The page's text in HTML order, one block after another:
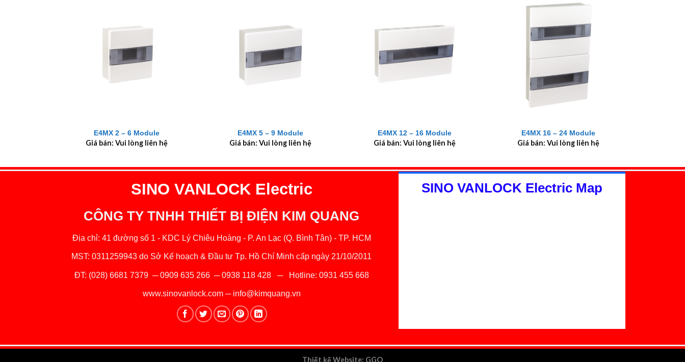
E4MX 2 – 6 Module
Giá bán: Vui lòng liên hệ
E4MX 5 – 9 Module
Giá bán: Vui lòng liên hệ
E4MX 12 – 16 Module
Giá bán: Vui lòng liên hệ
E4MX 16 – 24 Module
Giá bán: Vui lòng liên hệ
SINO VANLOCK Electric
CÔNG TY TNHH THIẾT BỊ ĐIỆN KIM QUANG
Địa chỉ: 41 đường số 1 - KDC Lý Chiêu Hoàng - P. An Lạc (Q. Bình Tân) - TP. HCM
MST: 0311259943 do Sở Kế hoạch & Đầu tư Tp. Hồ Chí Minh cấp ngày 21/10/2011
ĐT: (028) 6681 7379 ─0909 635 266─0938 118 428─ Hotline: 0931 455 668
www.sinovanlock.com─ info@kimquang.vn
SINO VANLOCK Electric Map
Thiết kế Website: GGO